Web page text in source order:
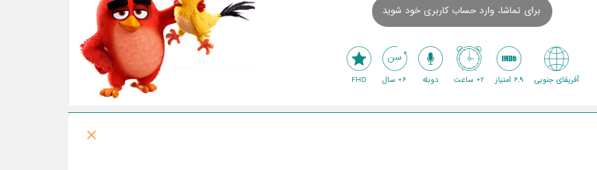
برای تماشا، وارد حساب کاربری خود شوید
آفریقای جنوبی 6.9 امتیاز 2+ ساعت دوبله 6+ سال FHD